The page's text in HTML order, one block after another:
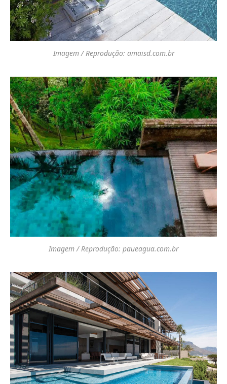
Imagem / Reprodução: amaisd.com.br
Imagem / Reprodução: paueagua.com.br